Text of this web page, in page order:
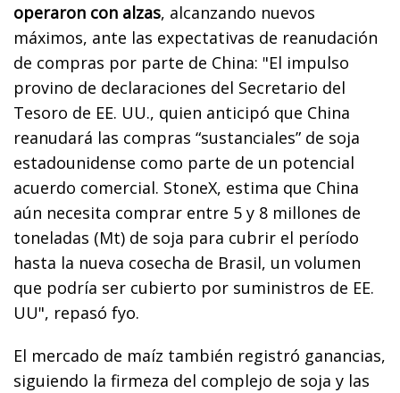
operaron con alzas, alcanzando nuevos
máximos, ante las expectativas de reanudación
de compras por parte de China: "El impulso
provino de declaraciones del Secretario del
Tesoro de EE. UU., quien anticipó que China
reanudará las compras “sustanciales” de soja
estadounidense como parte de un potencial
acuerdo comercial. StoneX, estima que China
aún necesita comprar entre 5 y 8 millones de
toneladas (Mt) de soja para cubrir el período
hasta la nueva cosecha de Brasil, un volumen
que podría ser cubierto por suministros de EE.
UU", repasó fyo.
El mercado de maíz también registró ganancias,
siguiendo la firmeza del complejo de soja y las